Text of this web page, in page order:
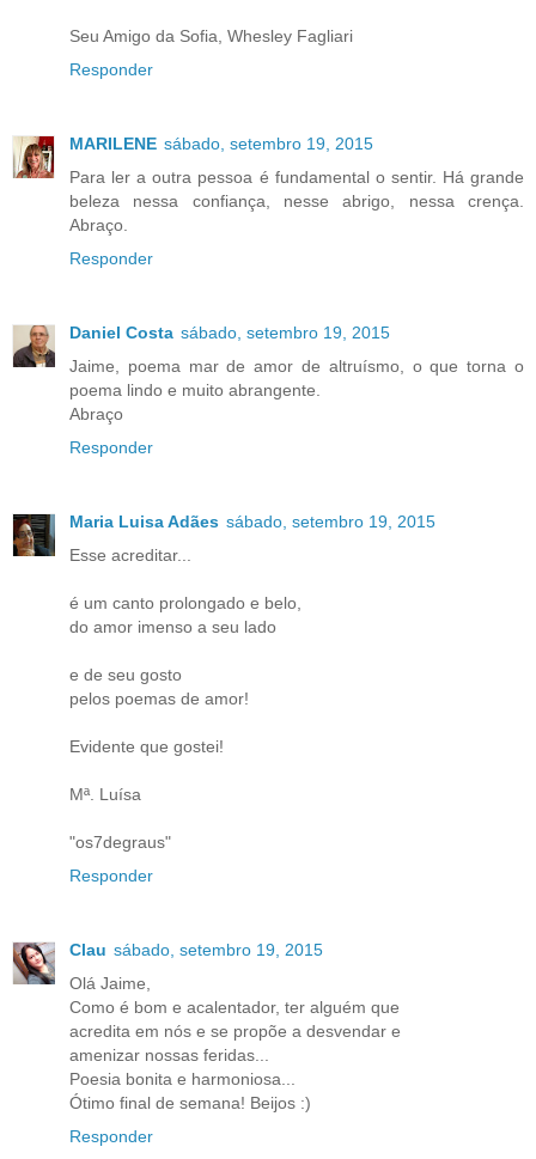
Seu Amigo da Sofia, Whesley Fagliari
Responder
MARILENE sábado, setembro 19, 2015
Para ler a outra pessoa é fundamental o sentir. Há grande
beleza nessa confiança, nesse abrigo, nessa crença.
Abraço.
Responder
Daniel Costa sábado, setembro 19, 2015
Jaime, poema mar de amor de altruísmo, o que torna o
poema lindo e muito abrangente.
Abraço
Responder
Maria Luisa Adães sábado, setembro 19, 2015
Esse acreditar...
é um canto prolongado e belo,
do amor imenso a seu lado
e de seu gosto
pelos poemas de amor!
Evidente que gostei!
Mª. Luísa
"os7degraus"
Responder
Clau sábado, setembro 19, 2015
Olá Jaime,
Como é bom e acalentador, ter alguém que
acredita em nós e se propõe a desvendar e
amenizar nossas feridas...
Poesia bonita e harmoniosa...
Ótimo final de semana! Beijos :)
Responder